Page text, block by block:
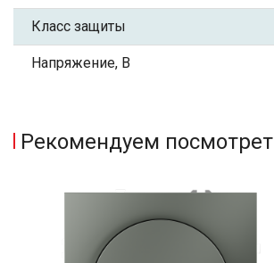
Класс защиты
Напряжение, В
Рекомендуем